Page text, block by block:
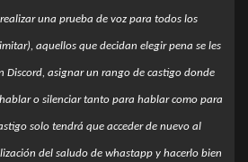
una prueba de voz para todos los
aquellos que decidan elegir pena se les
Discord, asignar un rango de castigo donde
o silenciar tanto para hablar como para
solo tendrá que acceder de nuevo al
del saludo de whastapp y hacerlo bien